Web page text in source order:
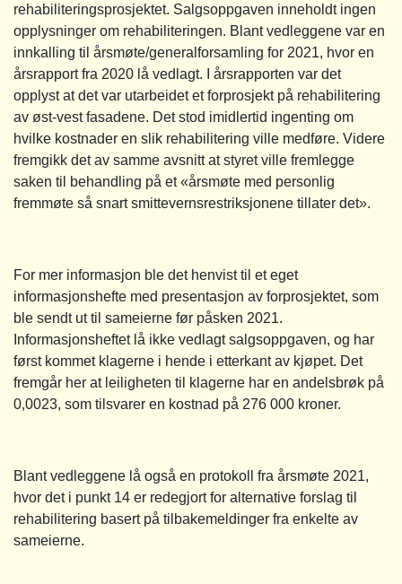
rehabiliteringsprosjektet. Salgsoppgaven inneholdt ingen
opplysninger om rehabiliteringen. Blant vedleggene var en
innkalling til årsmøte/generalforsamling for 2021, hvor en
årsrapport fra 2020 lå vedlagt. I årsrapporten var det
opplyst at det var utarbeidet et forprosjekt på rehabilitering
av øst-vest fasadene. Det stod imidlertid ingenting om
hvilke kostnader en slik rehabilitering ville medføre. Videre
fremgikk det av samme avsnitt at styret ville fremlegge
saken til behandling på et «årsmøte med personlig
fremmøte så snart smittevernsrestriksjonene tillater det».
For mer informasjon ble det henvist til et eget
informasjonshefte med presentasjon av forprosjektet, som
ble sendt ut til sameierne før påsken 2021.
Informasjonsheftet lå ikke vedlagt salgsoppgaven, og har
først kommet klagerne i hende i etterkant av kjøpet. Det
fremgår her at leiligheten til klagerne har en andelsbrøk på
0,0023, som tilsvarer en kostnad på 276 000 kroner.
Blant vedleggene lå også en protokoll fra årsmøte 2021,
hvor det i punkt 14 er redegjort for alternative forslag til
rehabilitering basert på tilbakemeldinger fra enkelte av
sameierne.